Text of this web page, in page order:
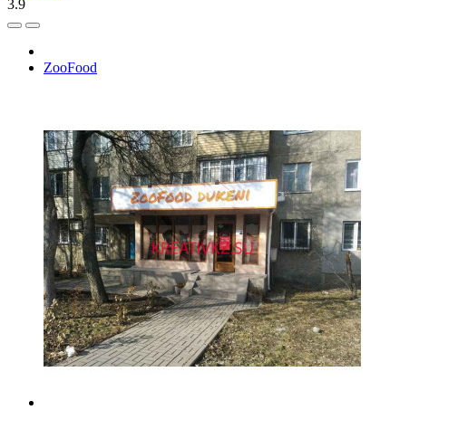
3.9
ZooFood